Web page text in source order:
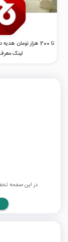
تا 200 هزار تومان
لینک
در این صفحه